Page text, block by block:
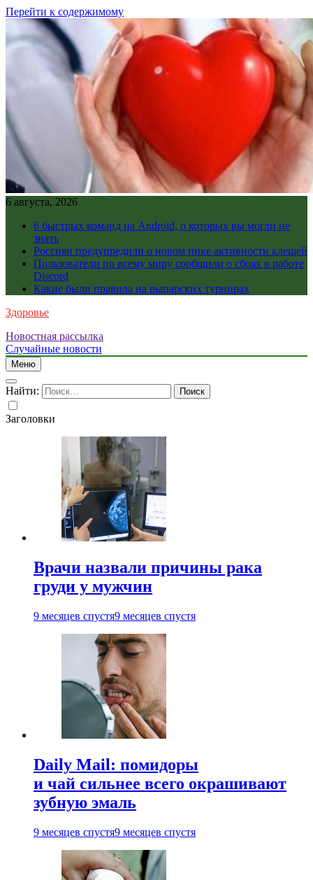
Перейти к содержимому
6 августа, 2026
6 быстрых команд на Android, о которых вы могли не
знать
Россиян предупредили о новом пике активности клещей
Пользователи по всему миру сообщили о сбоях в работе
Discord
Какие были правила на рыцарских турнирах
Здоровье
Новостная рассылка
Случайные новости
Меню
Найти:
Заголовки
Врачи назвали причины рака
груди у мужчин
9 месяцев спустя9 месяцев спустя
Daily Mail: помидоры
и чай сильнее всего окрашивают
зубную эмаль
9 месяцев спустя9 месяцев спустя